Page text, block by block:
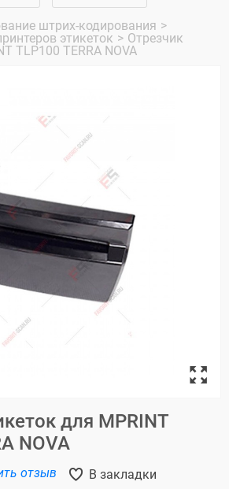
штрих-кодирования >
этикеток > Отрезчик
TLP100 TERRA NOVA
для MPRINT
NOVA
отзыв
В закладки